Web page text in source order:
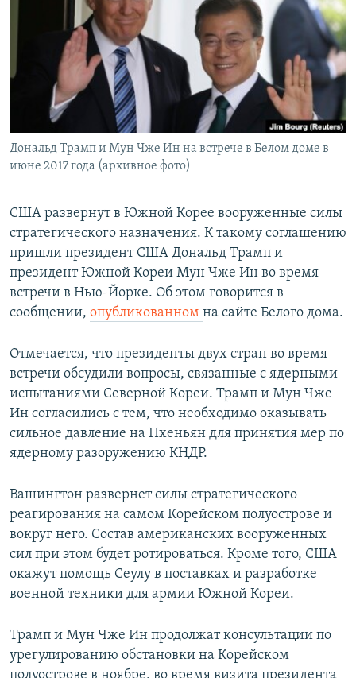
РАСПИСАНИЕ ВЕЩАНИЯ
ПОДПИШИТЕСЬ НА РАССЫЛКУ
СОЦИАЛЬНЫЕ СЕТИ
Дональд Трамп и Мун Чже Ин на встрече в Белом доме в
июне 2017 года (архивное фото)
США развернут в Южной Корее вооруженные силы
стратегического назначения. К такому соглашению
пришли президент США Дональд Трамп и
президент Южной Кореи Мун Чже Ин во время
встречи в Нью-Йорке. Об этом говорится в
сообщении, опубликованном на сайте Белого дома.
Отмечается, что президенты двух стран во время
встречи обсудили вопросы, связанные с ядерными
испытаниями Северной Кореи. Трамп и Мун Чже
Ин согласились с тем, что необходимо оказывать
сильное давление на Пхеньян для принятия мер по
ядерному разоружению КНДР.
Вашингтон развернет силы стратегического
реагирования на самом Корейском полуострове и
вокруг него. Состав американских вооруженных
сил при этом будет ротироваться. Кроме того, США
окажут помощь Сеулу в поставках и разработке
военной техники для армии Южной Кореи.
Трамп и Мун Чже Ин продолжат консультации по
урегулированию обстановки на Корейском